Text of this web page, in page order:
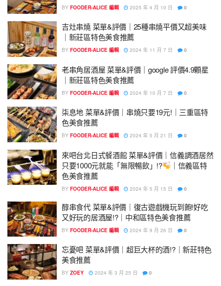
BY FOODER-ALICE 編輯 2025 年 4 月 10 日 0
吉灶串燒 菜單&評價｜25種串燒平價又超美味
｜新莊區特色美食推薦
BY FOODER-ALICE 編輯 2024 年 11 月 7 日 0
老串角居酒屋 菜單&評價｜google 評價4.9顆星
｜新莊區特色美食推薦
BY FOODER-ALICE 編輯 2024 年 10 月 7 日 0
柒息地 菜單&評價｜串燒只要19元!｜三重區特
色美食推薦
BY FOODER-ALICE 編輯 2024 年 5 月 21 日 0
來吧台北日式餐酒館 菜單&評價｜信義調酒居然
只要1000元就能「無限暢飲」!?
｜信義區特
色美食推薦
BY FOODER-ALICE 編輯 2024 年 5 月 15 日 0
醇串食代 菜單&評價｜復古遊戲機玩到飽!好吃
又好玩的居酒屋!?｜中和區特色美食推薦
BY FOODER-ALICE 編輯 2024 年 9 月 26 日 0
忘憂吧 菜單&評價｜超巨大杯的酒!?｜新莊特色
美食推薦
BY ZOEY 2024 年 3 月 25 日 0